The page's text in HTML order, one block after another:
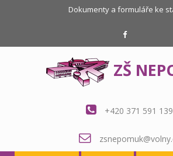
Dokumenty a formuláře ke
ZŠ
+420 371 591 139